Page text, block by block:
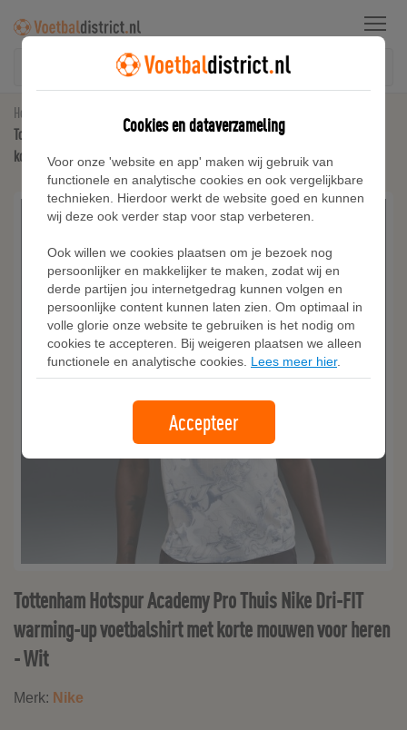
Menu
Home
Tottenham Hotspur Academy Pro Thuis Nike Dri-FIT warming-up voetbalshirt met
korte mouwen voor heren - Wit
Tottenham Hotspur Academy Pro Thuis Nike Dri-FIT
warming-up voetbalshirt met korte mouwen voor heren
- Wit
Merk: Nike
Cookies en dataverzameling
Voor onze 'website en app' maken wij gebruik van
functionele en analytische cookies en ook vergelijkbare
technieken. Hierdoor werkt de website goed en kunnen
wij deze ook verder stap voor stap verbeteren.
Ook willen we cookies plaatsen om je bezoek nog
persoonlijker en makkelijker te maken, zodat wij en
derde partijen jou internetgedrag kunnen volgen en
persoonlijke content kunnen laten zien. Om optimaal in
volle glorie onze website te gebruiken is het nodig om
cookies te accepteren. Bij weigeren plaatsen we alleen
functionele en analytische cookies. Lees meer hier.
Accepteer